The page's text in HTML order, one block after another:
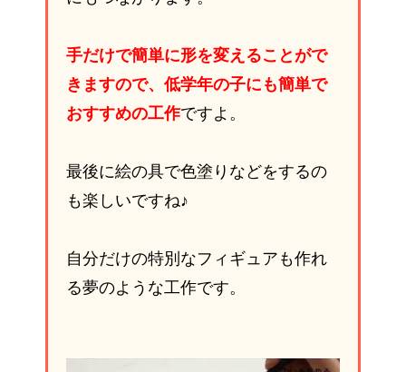
手だけで簡単に形を変えることがで
きますので、低学年の子にも簡単で
おすすめの工作ですよ。
最後に絵の具で色塗りなどをするの
も楽しいですね♪
自分だけの特別なフィギュアも作れ
る夢のような工作です。